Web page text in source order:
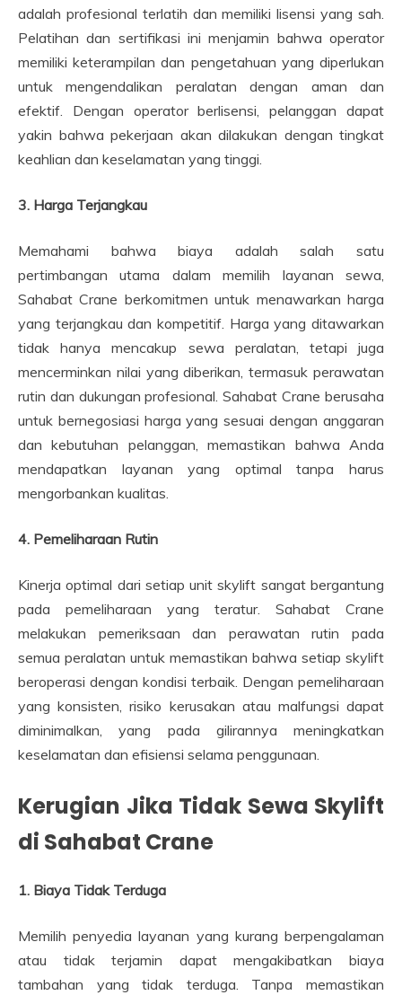
adalah profesional terlatih dan memiliki lisensi yang sah.
Pelatihan dan sertifikasi ini menjamin bahwa operator
memiliki keterampilan dan pengetahuan yang diperlukan
untuk mengendalikan peralatan dengan aman dan
efektif. Dengan operator berlisensi, pelanggan dapat
yakin bahwa pekerjaan akan dilakukan dengan tingkat
keahlian dan keselamatan yang tinggi.
3. Harga Terjangkau
Memahami bahwa biaya adalah salah satu
pertimbangan utama dalam memilih layanan sewa,
Sahabat Crane berkomitmen untuk menawarkan harga
yang terjangkau dan kompetitif. Harga yang ditawarkan
tidak hanya mencakup sewa peralatan, tetapi juga
mencerminkan nilai yang diberikan, termasuk perawatan
rutin dan dukungan profesional. Sahabat Crane berusaha
untuk bernegosiasi harga yang sesuai dengan anggaran
dan kebutuhan pelanggan, memastikan bahwa Anda
mendapatkan layanan yang optimal tanpa harus
mengorbankan kualitas.
4. Pemeliharaan Rutin
Kinerja optimal dari setiap unit skylift sangat bergantung
pada pemeliharaan yang teratur. Sahabat Crane
melakukan pemeriksaan dan perawatan rutin pada
semua peralatan untuk memastikan bahwa setiap skylift
beroperasi dengan kondisi terbaik. Dengan pemeliharaan
yang konsisten, risiko kerusakan atau malfungsi dapat
diminimalkan, yang pada gilirannya meningkatkan
keselamatan dan efisiensi selama penggunaan.
Kerugian Jika Tidak Sewa Skylift
di Sahabat Crane
1. Biaya Tidak Terduga
Memilih penyedia layanan yang kurang berpengalaman
atau tidak terjamin dapat mengakibatkan biaya
tambahan yang tidak terduga. Tanpa memastikan